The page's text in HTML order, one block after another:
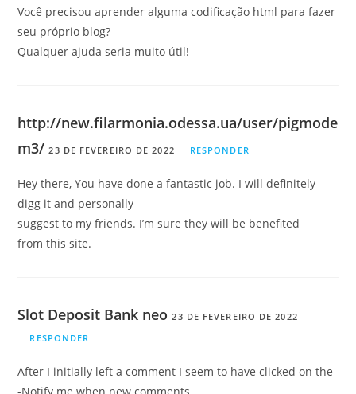
Você precisou aprender alguma codificação html para fazer
seu próprio blog?
Qualquer ajuda seria muito útil!
http://new.filarmonia.odessa.ua/user/pigmode
m3/ 23 DE FEVEREIRO DE 2022 RESPONDER
Hey there, You have done a fantastic job. I will definitely
digg it and personally
suggest to my friends. I’m sure they will be benefited
from this site.
Slot Deposit Bank neo 23 DE FEVEREIRO DE 2022
RESPONDER
After I initially left a comment I seem to have clicked on the
-Notify me when new comments